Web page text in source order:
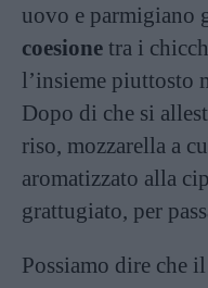
uovo e parmigiano
coesione tra i
l’insieme piuttosto
Dopo di che si
riso, mozzarella a
aromatizzato alla
grattugiato, per
Possiamo dire che